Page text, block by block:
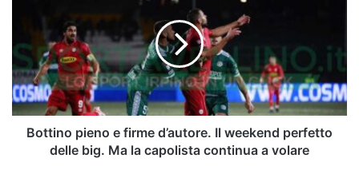
firme
d’autore.
Il
weekend
perfetto
delle
big.Bottino pieno e firme d’autore. Il weekend perfetto
delle big. Ma la capolista continua a volare